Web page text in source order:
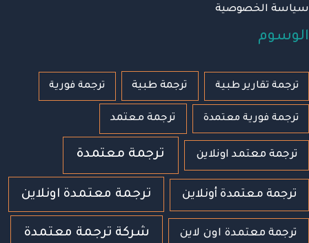
سياسة الخصوصية
الوسوم
ترجمة تقارير طبية ترجمة طبية ترجمة فورية
ترجمة فورية معتمدة ترجمة معتمد
ترجمة معتمد اونلاين ترجمة معتمدة
ترجمة معتمدة أونلاين ترجمة معتمدة اونلاين
ترجمة معتمدة اون لاين شركة ترجمة معتمدة